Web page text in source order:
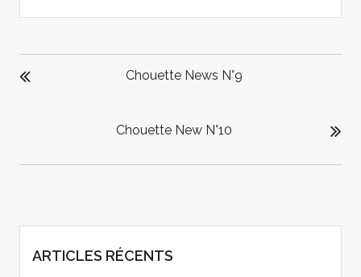
NAVIGATION
DE
Chouette News N°9
Chouette New N°10
ARTICLES RÉCENTS